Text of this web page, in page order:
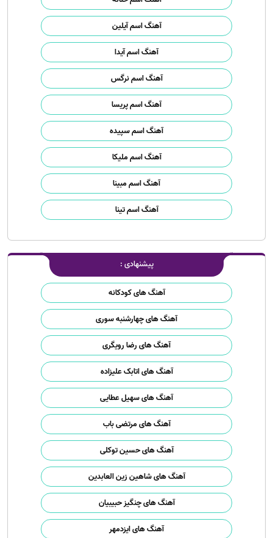
آهنگ اسم آیلین
آهنگ اسم آیدا
آهنگ اسم نرگس
آهنگ اسم پریسا
آهنگ اسم سپیده
آهنگ اسم ملیکا
آهنگ اسم مبینا
آهنگ اسم تینا
پیشنهادی :
آهنگ های کودکانه
آهنگ های چهارشنبه سوری
آهنگ های رضا رویگری
آهنگ های اتابک علیزاده
آهنگ های سهیل عطایی
آهنگ های مرتضی باب
آهنگ های حسین توکلی
آهنگ های شاهین زین العابدین
آهنگ های چنگیز حبیبیان
آهنگ های ایزدمهر